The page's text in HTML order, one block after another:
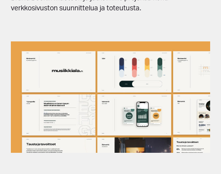
verkkosivuston suunnittelua ja toteutusta.